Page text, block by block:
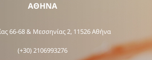
ΑΘΗΝΑ
66-68 & Μεσσηνίας 2, 11526 Αθήνα
(+30) 2106993276